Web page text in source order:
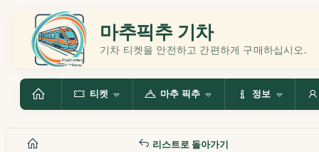
마추픽추 기차
기차 티켓을 안전하고 간편하게 구매하십시오.
티켓 마추 픽추 정보
리스트로 돌아가기